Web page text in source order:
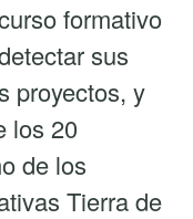
formativo
sus
proyectos, y
los 20
de los
Tierra de